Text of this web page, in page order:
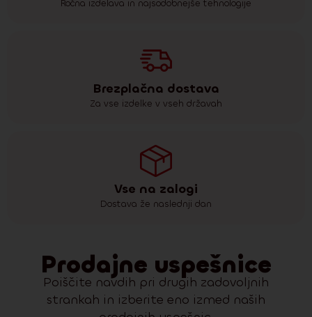
Ročna izdelava in najsodobnejše tehnologije
Brezplačna dostava
Za vse izdelke v vseh državah
Vse na zalogi
Dostava že naslednji dan
Prodajne uspešnice
Poiščite navdih pri drugih zadovoljnih
strankah in izberite eno izmed naših